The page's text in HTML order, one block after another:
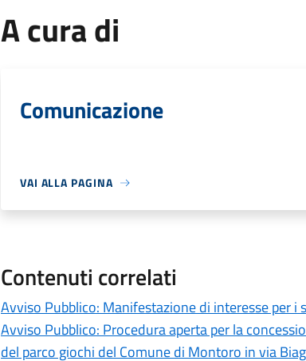
A cura di
Comunicazione
VAI ALLA PAGINA
Contenuti correlati
Avviso Pubblico: Manifestazione di interesse per
Avviso Pubblico: Procedura aperta per la
del parco giochi del Comune di Montoro in via